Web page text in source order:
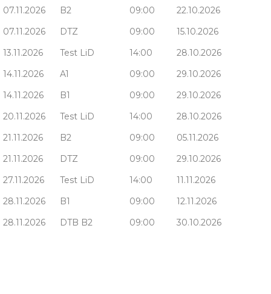
07.11.2026
B2 09:00
22.10.2026
07.11.2026
DTZ 09:00
15.10.2026
13.11.2026
Test LiD 14:00
28.10.2026
14.11.2026
A1 09:00
29.10.2026
14.11.2026
B1 09:00
29.10.2026
20.11.2026
Test LiD 14:00
28.10.2026
21.11.2026
B2 09:00
05.11.2026
21.11.2026
DTZ 09:00
29.10.2026
27.11.2026
Test LiD 14:00
11.11.2026
28.11.2026
B1 09:00
12.11.2026
28.11.2026
DTB B2 09:00 30.10.2026